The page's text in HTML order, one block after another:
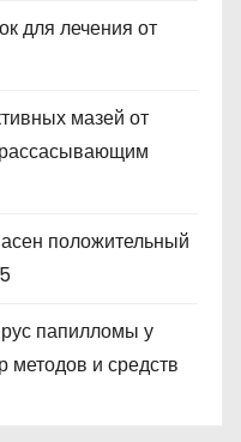
для лечения от
мазей от
положительный
папилломы у
методов и средств